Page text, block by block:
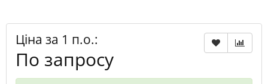
Ціна за 1 п.о.:
По запросу